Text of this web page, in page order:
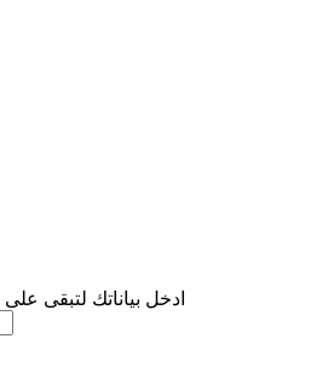
ادخل بياناتك لتبقى